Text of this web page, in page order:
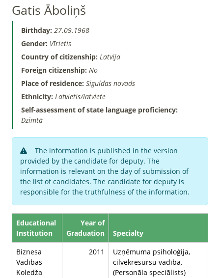
Gatis Āboliņš
Birthday: 27.09.1968
Gender: Vīrietis
Country of citizenship: Latvija
Foreign citizenship: No
Place of residence: Siguldas novads
Ethnicity: Latvietis/latviete
Self-assessment of state language proficiency:
Dzimtā
The information is published in the version
provided by the candidate for deputy. The
information is relevant on the day of submission of
the list of candidates. The candidate for deputy is
responsible for the truthfulness of the information.
Educational
Institution
Year of
Graduation
Specialty
Biznesa
Vadības
Koledža
2011
Uzņēmuma psiholoģija,
cilvēkresursu vadība.
(Personāla speciālists)